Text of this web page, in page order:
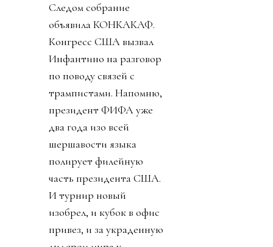
Следом собрание
объявила КОНКАКАФ.
Конгресс США вызвал
Инфантино на разговор
по поводу связей с
трампистами. Напомню,
президент ФИФА уже
два года изо всей
шершавости языка
полирует филейную
часть президента США.
И турнир новый
изобрел, и кубок в офис
привез, и за украденную